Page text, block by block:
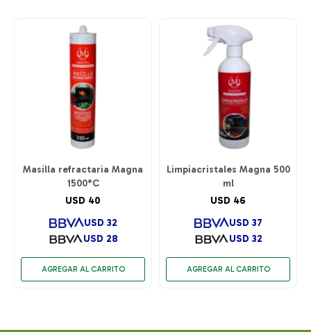
Masilla refractaria Magna
1500°C
USD 40
USD 28
USD 32
Limpiacristales Magna 500
ml
USD 46
USD 32
USD 37